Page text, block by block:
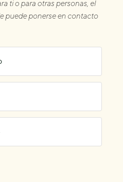
ti o para otras personas, el
puede ponerse en contacto